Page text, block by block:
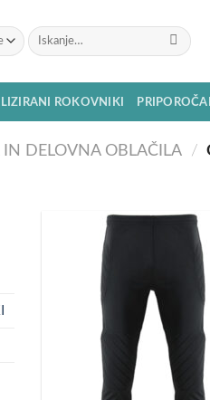
Išči:
ROKOVNIKI
IN DELOVNA OBLAČILA /